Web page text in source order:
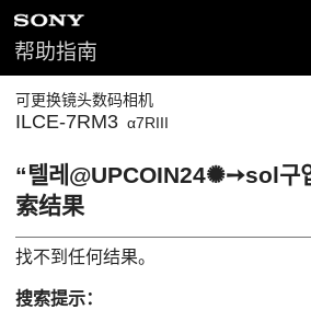
帮助指南
可更换镜头数码相机
ILCE-7RM3 α7RIII
“텔레@UPCOIN24✺➙sol구
索结果
找不到任何结果。
搜索提示：